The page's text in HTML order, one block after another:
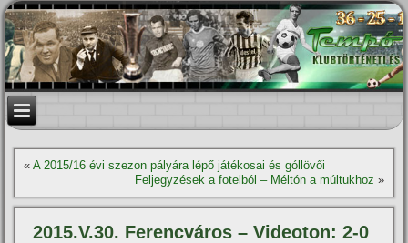
«A 2015/16 évi szezon pályára lépő játékosai és góllövői
Feljegyzések a fotelból – Méltón a múltukhoz »
2015.V.30. Ferencváros – Videoton: 2-0